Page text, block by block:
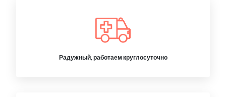
Радужный, работаем круглосуточно